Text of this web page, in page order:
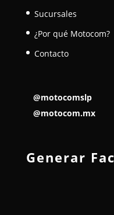
Sucursales
¿Por qué Motocom?
Contacto
@motocomslp
@motocom.mx
Generar